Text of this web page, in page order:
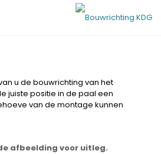
u de bouwrichting van het
juiste positie in de paal een
van de montage kunnen
afbeelding voor uitleg.